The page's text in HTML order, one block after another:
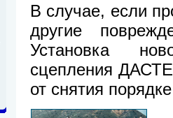
В случае, если
другие
Установка
сцепления
от снятия